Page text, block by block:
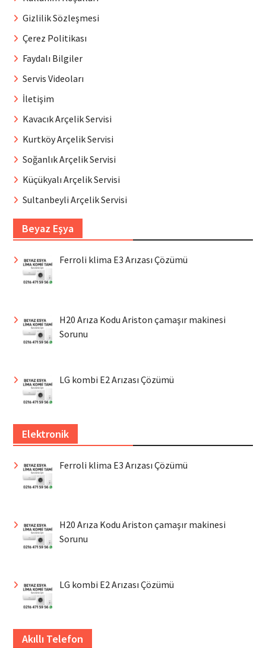
Gizlilik Sözleşmesi
Çerez Politikası
Faydalı Bilgiler
Servis Videoları
İletişim
Kavacık Arçelik Servisi
Kurtköy Arçelik Servisi
Soğanlık Arçelik Servisi
Küçükyalı Arçelik Servisi
Sultanbeyli Arçelik Servisi
Beyaz Eşya
Ferroli klima E3 Arızası Çözümü
H20 Arıza Kodu Ariston çamaşır makinesi
Sorunu
LG kombi E2 Arızası Çözümü
Elektronik
Ferroli klima E3 Arızası Çözümü
H20 Arıza Kodu Ariston çamaşır makinesi
Sorunu
LG kombi E2 Arızası Çözümü
Akıllı Telefon